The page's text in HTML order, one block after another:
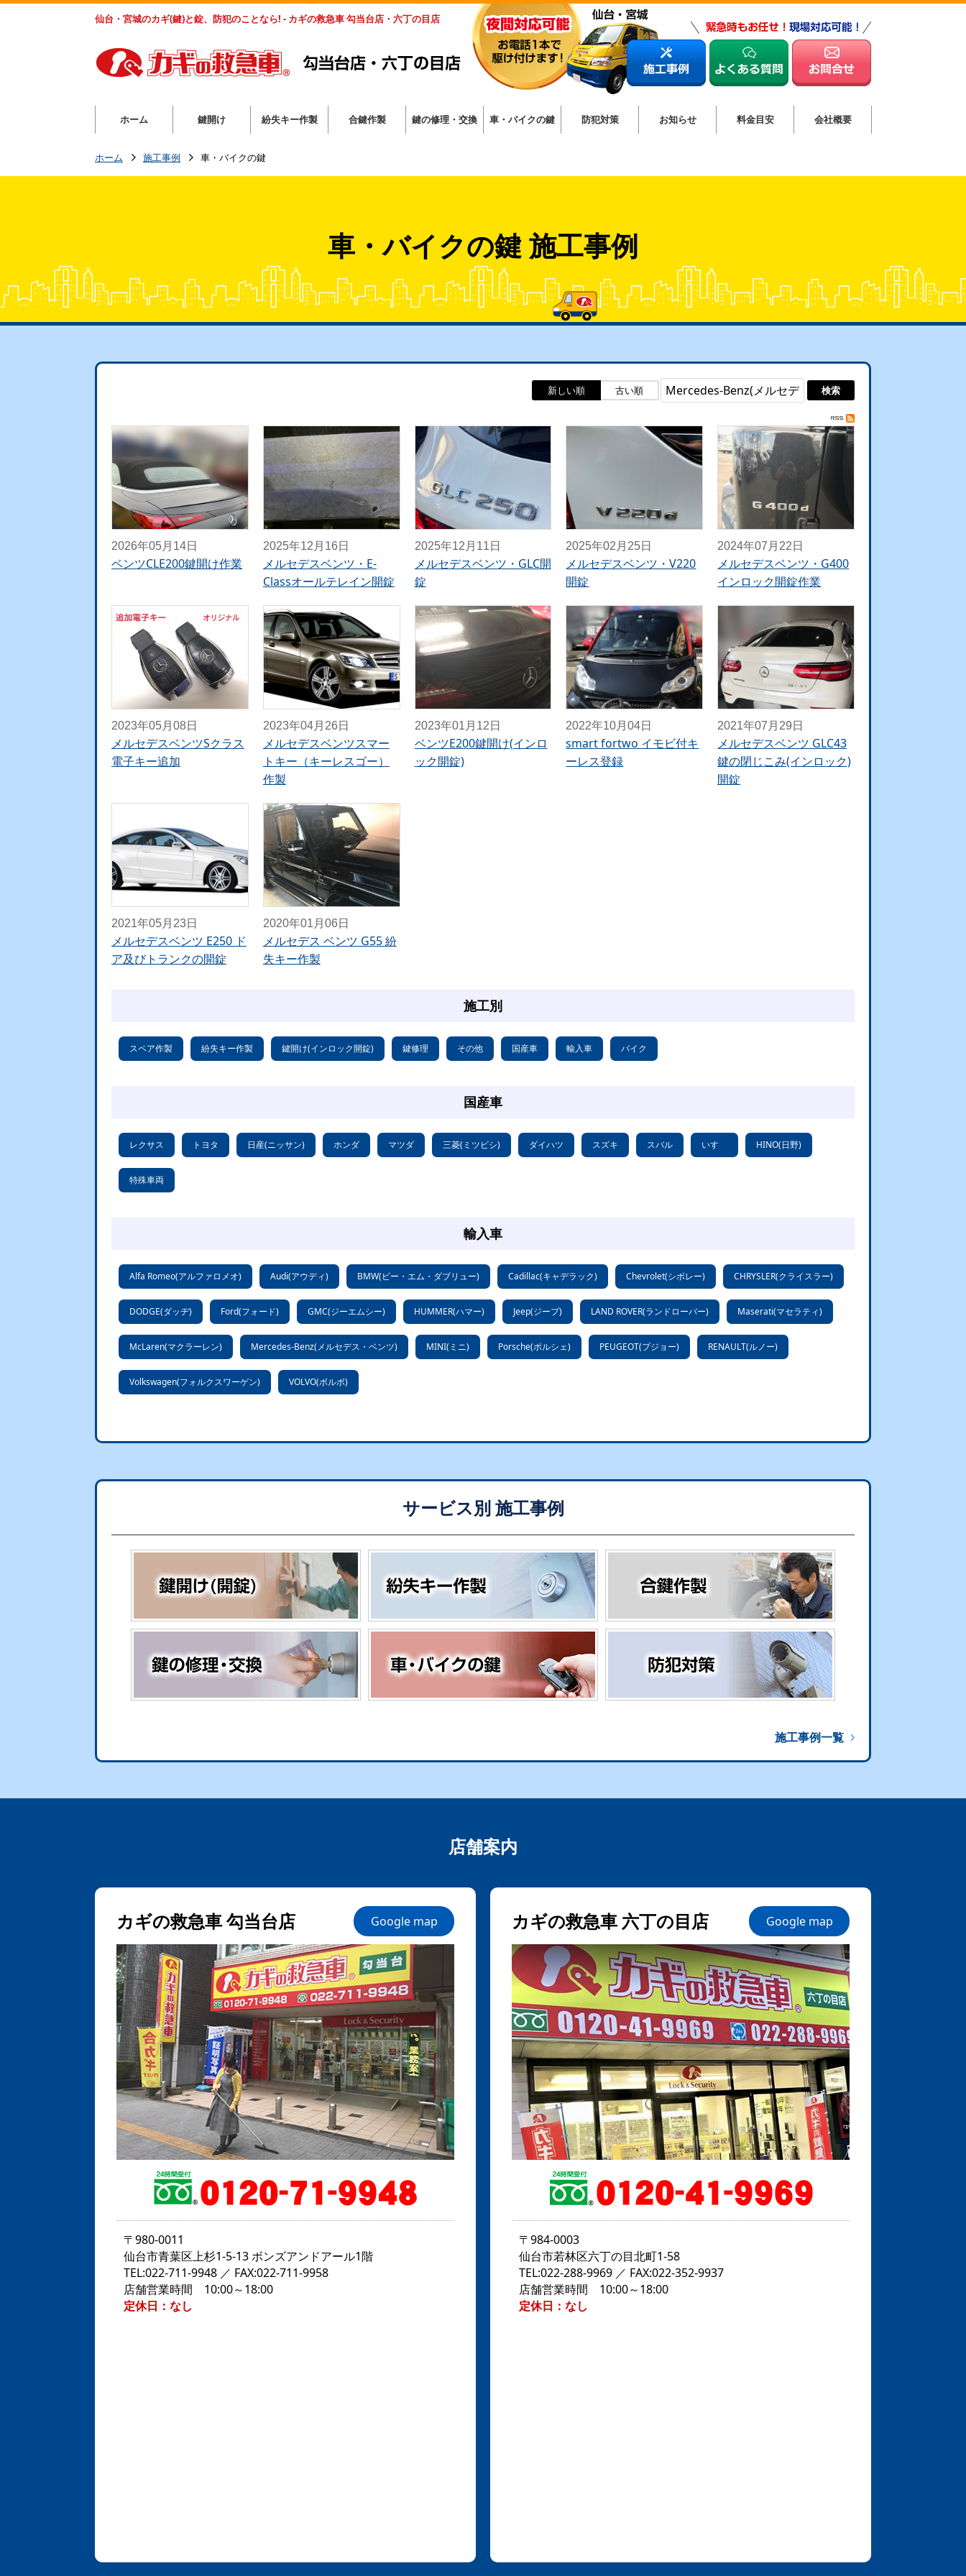
仙台・宮城のカギ(鍵)と錠、防犯のことなら! - カギの救急車 勾当台店・六丁の目店
ホーム 鍵開け 紛失キー作製 合鍵作製 鍵の修理・交換 車・バイクの鍵 防犯対策 お知らせ 料金目安 会社概要
ホーム 施工事例 車・バイクの鍵
車・バイクの鍵 施工事例
新しい順 古い順
2026年05月14日
ベンツCLE200鍵開け作業
2025年12月16日
メルセデスベンツ・E-
Classオールテレイン開錠
2025年12月11日
メルセデスベンツ・GLC開
錠
2025年02月25日
メルセデスベンツ・V220
開錠
2024年07月22日
メルセデスベンツ・G400
インロック開錠作業
2023年05月08日
メルセデスベンツSクラス
電子キー追加
2023年04月26日
メルセデスベンツスマー
トキー（キーレスゴー）
作製
2023年01月12日
ベンツE200鍵開け(インロ
ック開錠)
2022年10月04日
smart fortwo イモビ付キ
ーレス登録
2021年07月29日
メルセデスベンツ GLC43
鍵の閉じこみ(インロック)
開錠
2021年05月23日
メルセデスベンツ E250 ド
ア及びトランクの開錠
2020年01月06日
メルセデス ベンツ G55 紛
失キー作製
施工別
スペア作製 紛失キー作製 鍵開け(インロック開錠) 鍵修理 その他 国産車 輸入車 バイク
国産車
レクサス トヨタ 日産(ニッサン) ホンダ マツダ 三菱(ミツビシ) ダイハツ スズキ スバル いすゞ HINO(日野)
特殊車両
輸入車
Alfa Romeo(アルファロメオ) Audi(アウディ) BMW(ビー・エム・ダブリュー) Cadillac(キャデラック) Chevrolet(シボレー) CHRYSLER(クライスラー)
DODGE(ダッヂ) Ford(フォード) GMC(ジーエムシー) HUMMER(ハマー) Jeep(ジープ) LAND ROVER(ランドローバー) Maserati(マセラティ)
McLaren(マクラーレン) Mercedes-Benz(メルセデス・ベンツ) MINI(ミニ) Porsche(ポルシェ) PEUGEOT(プジョー) RENAULT(ルノー)
Volkswagen(フォルクスワーゲン) VOLVO(ボルボ)
サービス別 施工事例
施工事例一覧
店舗案内
カギの救急車 勾当台店 Google map
〒980-0011
仙台市青葉区上杉1-5-13 ボンズアンドアール1階
TEL:022-711-9948 ／ FAX:022-711-9958
店舗営業時間 10:00～18:00
定休日：なし
カギの救急車 六丁の目店 Google map
〒984-0003
仙台市若林区六丁の目北町1-58
TEL:022-288-9969 ／ FAX:022-352-9937
店舗営業時間 10:00～18:00
定休日：なし